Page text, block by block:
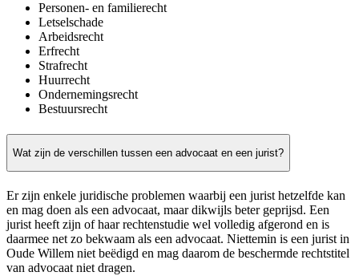
Personen- en familierecht
Letselschade
Arbeidsrecht
Erfrecht
Strafrecht
Huurrecht
Ondernemingsrecht
Bestuursrecht
Wat zijn de verschillen tussen een advocaat en een jurist?
Er zijn enkele juridische problemen waarbij een jurist hetzelfde kan
en mag doen als een advocaat, maar dikwijls beter geprijsd. Een
jurist heeft zijn of haar rechtenstudie wel volledig afgerond en is
daarmee net zo bekwaam als een advocaat. Niettemin is een jurist in
Oude Willem niet beëdigd en mag daarom de beschermde rechtstitel
van advocaat niet dragen.